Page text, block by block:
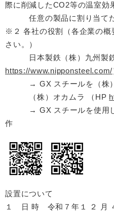
際に削減したCO2等の温室効
任意の製品に割り当てた
※２ 各社の役割（各企業の概
さい。）
日本製鉄（株）九州製
https://www.nipponsteel.com/
→ GX スチールを（株）
（株）オカムラ （HP
→ GX スチールを使用し
作
設置について
１ 日 時 令和７年１ ２ 月